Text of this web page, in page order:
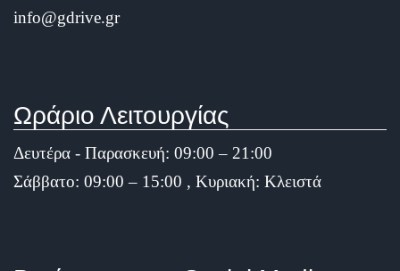
info@gdrive.gr
Ωράριο Λειτουργίας
Δευτέρα - Παρασκευή: 09:00 – 21:00
Σάββατο: 09:00 – 15:00 , Κυριακή: Κλειστά